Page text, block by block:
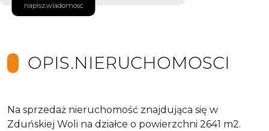
napisz.wiadomosc
OPIS.NIERUCHOMOSCI
Na sprzedaż nieruchomość znajdująca się w
Zduńskiej Woli na działce o powierzchni 2641 m2.